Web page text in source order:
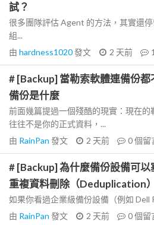
試？
很多團隊評估 Agent 的方法，其實還
組...
由 hardness1020發文 2 天前 1
# [Backup] 當勒索軟體連備份
備份是什麼
前面幾篇提過一個殘酷的現實：現在
往往不是你的正式資料，...
由 RainPan 發文 2 天前 0個留
# [Backup] 為什麼備份設備可
重複資料刪除（Deduplication）
如果你看過企業級備份設備（例如 Dell
由 RainPan 發文 2 天前 0個留